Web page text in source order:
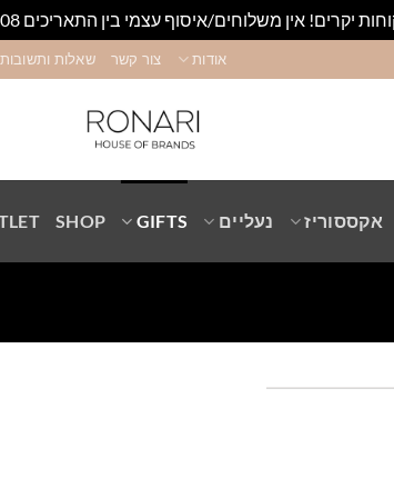
יקרים! אין משלוחים/איסוף עצמי בין התאריכים 09.08-17.08 !
אודות צור קשר שאלות ותשובות
אקססוריז נעליים GIFTS
SHOP